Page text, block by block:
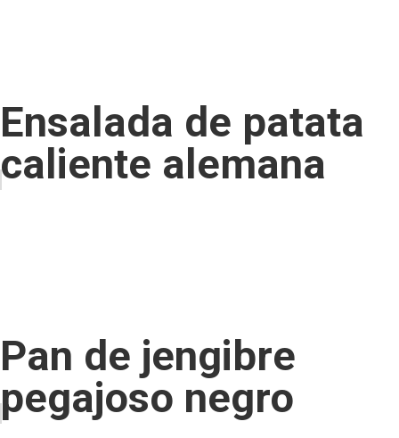
Ensalada de patata
caliente alemana
Pan de jengibre
pegajoso negro